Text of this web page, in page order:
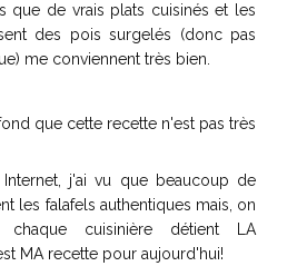
que de vrais plats cuisinés et les
des pois surgelés (donc pas
me conviennent très bien.
que cette recette n'est pas très
j'ai vu que beaucoup de
les falafels authentiques mais, on
cuisinière détient LA
MA recette pour aujourd'hui!